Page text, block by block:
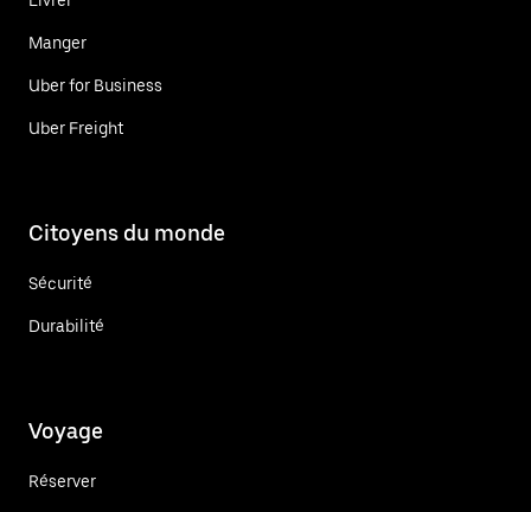
Manger
Uber for Business
Uber Freight
Citoyens du monde
Sécurité
Durabilité
Voyage
Réserver